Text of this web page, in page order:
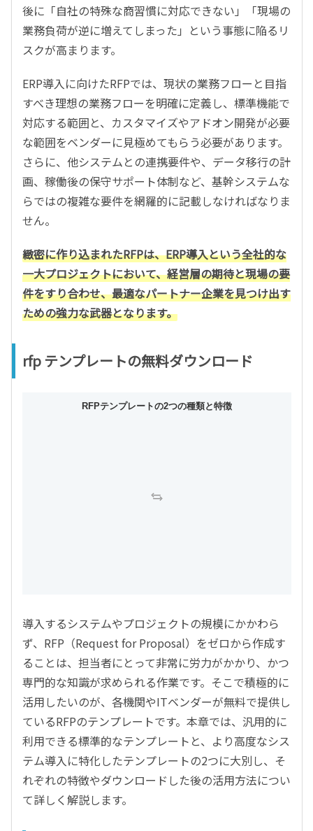
後に「自社の特殊な商習慣に対応できない」「現場の
業務負荷が逆に増えてしまった」という事態に陥るリ
スクが高まります。
ERP導入に向けたRFPでは、現状の業務フローと目指
すべき理想の業務フローを明確に定義し、標準機能で
対応する範囲と、カスタマイズやアドオン開発が必要
な範囲をベンダーに見極めてもらう必要があります。
さらに、他システムとの連携要件や、データ移行の計
画、稼働後の保守サポート体制など、基幹システムな
らではの複雑な要件を網羅的に記載しなければなりま
せん。
緻密に作り込まれたRFPは、ERP導入という全社的な
一大プロジェクトにおいて、経営層の期待と現場の要
件をすり合わせ、最適なパートナー企業を見つけ出す
ための強力な武器となります。
rfp テンプレートの無料ダウンロード
RFPテンプレートの2つの種類と特徴
導入するシステムやプロジェクトの規模にかかわら
ず、RFP（Request for Proposal）をゼロから作成す
ることは、担当者にとって非常に労力がかかり、かつ
専門的な知識が求められる作業です。そこで積極的に
活用したいのが、各機関やITベンダーが無料で提供し
ているRFPのテンプレートです。本章では、汎用的に
利用できる標準的なテンプレートと、より高度なシス
テム導入に特化したテンプレートの2つに大別し、そ
れぞれの特徴やダウンロードした後の活用方法につい
て詳しく解説します。